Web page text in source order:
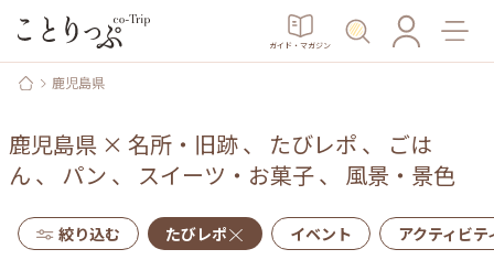
ガイド・マガジン
鹿児島県
鹿児島県 × 名所・旧跡、 たびレポ 、
ごは
ん 、 パン 、 スイーツ・お菓子、 風景・景色
絞り込む たびレポ イベント アクティビテ